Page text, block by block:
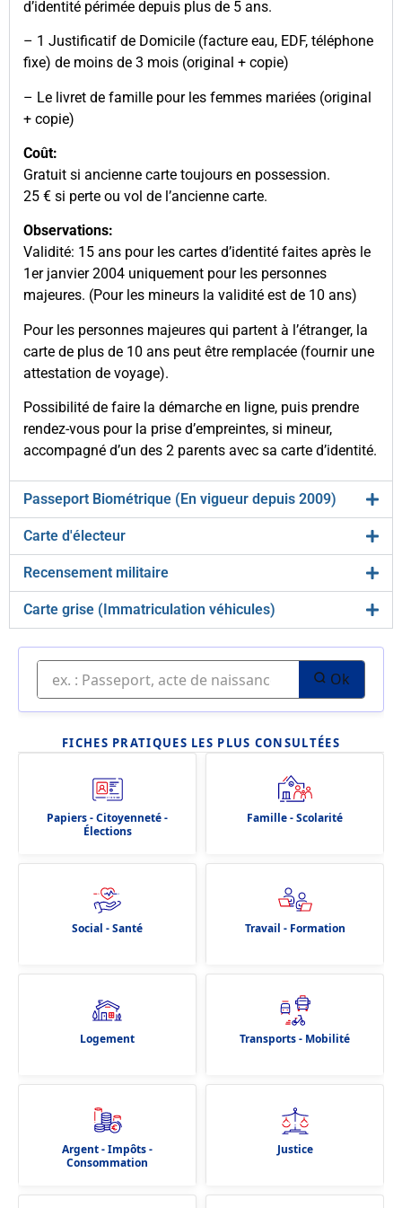
d’identité périmée depuis plus de 5 ans.
– 1 Justificatif de Domicile (facture eau, EDF, téléphone
fixe) de moins de 3 mois (original + copie)
– Le livret de famille pour les femmes mariées (original
+ copie)
Coût:
Gratuit si ancienne carte toujours en possession.
25 € si perte ou vol de l’ancienne carte.
Observations:
Validité: 15 ans pour les cartes d’identité faites après le
1er janvier 2004 uniquement pour les personnes
majeures. (Pour les mineurs la validité est de 10 ans)
Pour les personnes majeures qui partent à l’étranger, la
carte de plus de 10 ans peut être remplacée (fournir une
attestation de voyage).
Possibilité de faire la démarche en ligne, puis prendre
rendez-vous pour la prise d’empreintes, si mineur,
accompagné d’un des 2 parents avec sa carte d’identité.
Passeport Biométrique (En vigueur depuis 2009)
Carte d'électeur
Recensement militaire
Carte grise (Immatriculation véhicules)
Ok
FICHES PRATIQUES LES PLUS CONSULTÉES
Papiers - Citoyenneté -
Élections
Famille - Scolarité
Social - Santé Travail - Formation
Logement Transports - Mobilité
Argent - Impôts -
Consommation
Justice